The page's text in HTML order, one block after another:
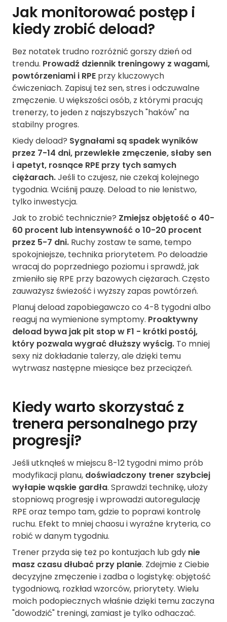
Jak monitorować postęp i
kiedy zrobić deload?
Bez notatek trudno rozróżnić gorszy dzień od
trendu. Prowadź dziennik treningowy z wagami,
powtórzeniami i RPE przy kluczowych
ćwiczeniach. Zapisuj też sen, stres i odczuwalne
zmęczenie. U większości osób, z którymi pracują
trenerzy, to jeden z najszybszych "haków" na
stabilny progres.
Kiedy deload? Sygnałami są spadek wyników
przez 7-14 dni, przewlekłe zmęczenie, słaby sen
i apetyt, rosnące RPE przy tych samych
ciężarach.Jeśli to czujesz, nie czekaj kolejnego
tygodnia. Wciśnij pauzę. Deload to nie lenistwo,
tylko inwestycja.
Jak to zrobić technicznie? Zmiejsz objętość o 40-
60 procent lub intensywność o 10-20 procent
przez 5-7 dni. Ruchy zostaw te same, tempo
spokojniejsze, technika priorytetem. Po deloadzie
wracaj do poprzedniego poziomu i sprawdź, jak
zmieniło się RPE przy bazowych ciężarach. Często
zauważysz świeżość i wyższy zapas powtórzeń.
Planuj deload zapobiegawczo co 4-8 tygodni albo
reaguj na wymienione symptomy. Proaktywny
deload bywa jak pit stop w F1 - krótki postój,
który pozwala wygrać dłuższy wyścig. To mniej
sexy niż dokładanie talerzy, ale dzięki temu
wytrwasz następne miesiące bez przeciążeń.
Kiedy warto skorzystać z
trenera personalnego przy
progresji?
Jeśli utknąłeś w miejscu 8-12 tygodni mimo prób
modyfikacji planu, doświadczony trener szybciej
wyłapie wąskie gardła. Sprawdzi technikę, ułoży
stopniową progresję i wprowadzi autoregulację
RPE oraz tempo tam, gdzie to poprawi kontrolę
ruchu. Efekt to mniej chaosu i wyraźne kryteria, co
robić w danym tygodniu.
Trener przyda się też po kontuzjach lub gdy nie
masz czasu dłubać przy planie. Zdejmie z Ciebie
decyzyjne zmęczenie i zadba o logistykę: objętość
tygodniową, rozkład wzorców, priorytety. Wielu
moich podopiecznych właśnie dzięki temu zaczyna
"dowodzić" treningi, zamiast je tylko odhaczać.